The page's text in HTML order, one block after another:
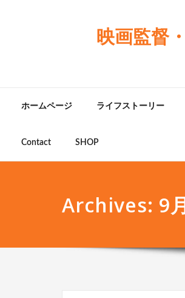
映画監督
ホームページ ライフストーリー
Contact SHOP
Archives: 9